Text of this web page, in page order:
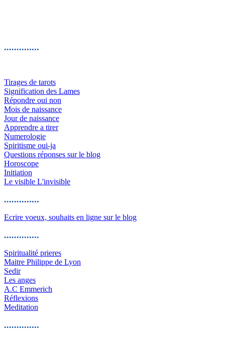
..............
Tirages de tarots
Signification des Lames
Répondre oui non
Mois de naissance
Jour de naissance
Apprendre a tirer
Numerologie
Spiritisme oui-ja
Questions réponses sur le blog
Horoscope
Initiation
Le visible L'invisible
..............
Ecrire voeux, souhaits en ligne sur le blog
..............
Spiritualité prieres
Maitre Philippe de Lyon
Sedir
Les anges
A.C Emmerich
Réflexions
Meditation
..............